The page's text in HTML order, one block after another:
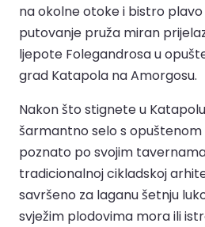
na okolne otoke i bistro
putovanje pruža miran
ljepote Folegandrosa u
grad Katapola na Amorgosu.
Nakon što stignete u
šarmantno selo s
poznato po svojim
tradicionalnoj cikladskoj
savršeno za laganu šetnju
svježim plodovima mora ili